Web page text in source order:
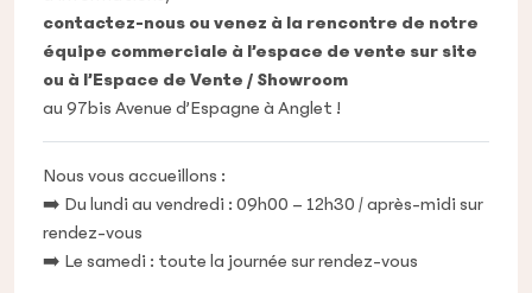
contactez-nous ou venez à la rencontre de notre
équipe commerciale à l’espace de vente sur site
ou à l’Espace de Vente / Showroom
au 97bis Avenue d’Espagne à Anglet !
Nous vous accueillons :
➡️ Du lundi au vendredi : 09h00 – 12h30 / après-midi sur
rendez-vous
➡️ Le samedi : toute la journée sur rendez-vous